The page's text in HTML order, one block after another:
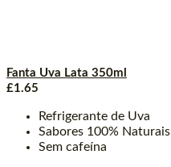
Fanta Uva Lata 350ml
£1.65
Refrigerante de Uva
Sabores 100% Naturais
Sem cafeína